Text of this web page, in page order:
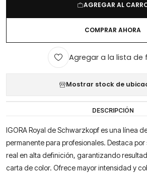
AGREGAR AL
COMPRAR AHORA
Agregar a la lista de
Mostrar stock de
DESCRIPCIÓN
IGORA Royal de Schwarzkopf es una línea
permanente para profesionales. Destaca
real en alta definición, garantizando
carta de color. Ofrece mayor intensidad y